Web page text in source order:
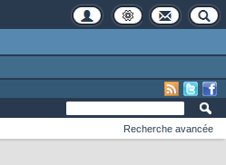
Recherche avancée